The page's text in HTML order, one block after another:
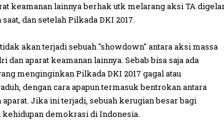
keamanan lainnya berhak utk melarang aksi TA
dan setelah Pilkada DKI 2017.
akan terjadi sebuah "showdown" antara aksi massa
dan aparat keamanan lainnya. Sebab bisa saja ada
menginginkan Pilkada DKI 2017 gagal atau
dengan cara apapun termasuk bentrokan antara
aparat. Jika ini terjadi, sebuah kerugian besar bagi
demokrasi di Indonesia.